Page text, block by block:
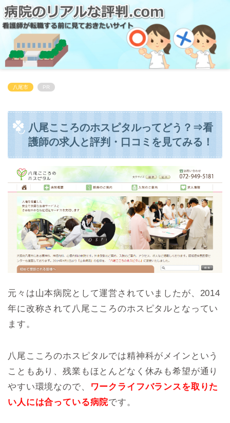
八尾市 PR
八尾こころのホスピタルってどう？⇒看
護師の求人と評判・口コミを見てみる！
元々は山本病院として運営されていましたが、2014
年に改称されて八尾こころのホスピタルとなってい
ます。
八尾こころのホスピタルでは精神科がメインという
こともあり、残業もほとんどなく休みも希望が通り
やすい環境なので、
ワークライフバランスを取りた
い人には合っている病院です。